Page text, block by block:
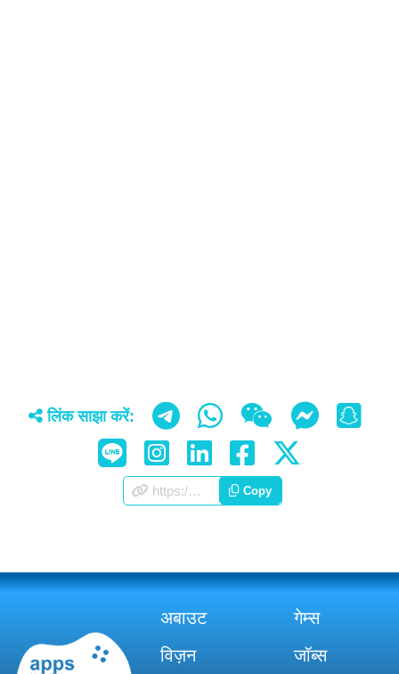
लिंक साझा करें:
https://appscorporation.com/hi/games.html Copy
अबाउट
गेम्स
विज़न
जॉब्स